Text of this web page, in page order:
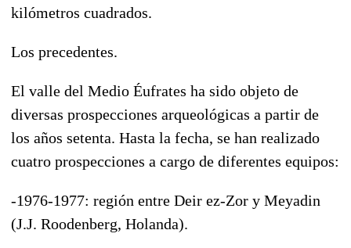
kilómetros cuadrados.
Los precedentes.
El valle del Medio Éufrates ha sido objeto de
diversas prospecciones arqueológicas a partir de
los años setenta. Hasta la fecha, se han realizado
cuatro prospecciones a cargo de diferentes equipos:
-1976-1977: región entre Deir ez-Zor y Meyadin
(J.J. Roodenberg, Holanda).